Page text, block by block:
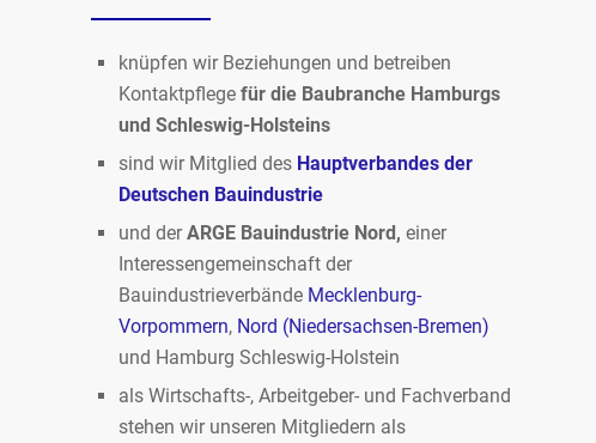
knüpfen wir Beziehungen und betreiben
Kontaktpflegefür die Baubranche Hamburgs
und Schleswig-Holsteins
sind wir Mitglied des Hauptverbandes der
Deutschen Bauindustrie
und derARGE Bauindustrie Nord,einer
Interessengemeinschaft der
Bauindustrieverbände Mecklenburg-
Vorpommern, Nord (Niedersachsen-Bremen)
und Hamburg Schleswig-Holstein
als Wirtschafts-, Arbeitgeber- und Fachverband
stehen wir unseren Mitgliedern als